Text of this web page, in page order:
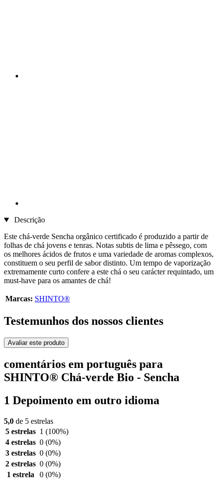
Descrição
Este chá-verde Sencha orgânico certificado é produzido a partir de
folhas de chá jovens e tenras. Notas subtis de lima e pêssego, com
os melhores ácidos de frutos e uma variedade de aromas complexos,
constituem o seu perfil de sabor distinto. Um tempo de vaporização
extremamente curto confere a este chá o seu carácter requintado, um
must-have para os amantes de chá!
Marcas: SHINTO®
Testemunhos dos nossos clientes
Avaliar este produto
comentários em português para
SHINTO® Chá-verde Bio - Sencha
1 Depoimento em outro idioma
5,0 de 5 estrelas
5 estrelas 1 (100%)
4 estrelas 0 (0%)
3 estrelas 0 (0%)
2 estrelas 0 (0%)
1 estrela
0 (0%)